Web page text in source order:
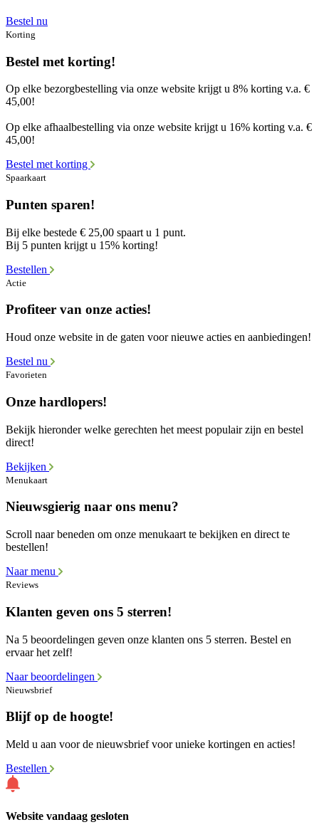
Bestel nu
Korting
Bestel met korting!
Op elke bezorgbestelling via onze website krijgt u 8% korting v.a. €
45,00!
Op elke afhaalbestelling via onze website krijgt u 16% korting v.a. €
45,00!
Bestel met korting
Spaarkaart
Punten sparen!
Bij elke bestede € 25,00 spaart u 1 punt.
Bij 5 punten krijgt u 15% korting!
Bestellen
Actie
Profiteer van onze acties!
Houd onze website in de gaten voor nieuwe acties en aanbiedingen!
Bestel nu
Favorieten
Onze hardlopers!
Bekijk hieronder welke gerechten het meest populair zijn en bestel
direct!
Bekijken
Menukaart
Nieuwsgierig naar ons menu?
Scroll naar beneden om onze menukaart te bekijken en direct te
bestellen!
Naar menu
Reviews
Klanten geven ons 5 sterren!
Na 5 beoordelingen geven onze klanten ons 5 sterren. Bestel en
ervaar het zelf!
Naar beoordelingen
Nieuwsbrief
Blijf op de hoogte!
Meld u aan voor de nieuwsbrief voor unieke kortingen en acties!
Bestellen
Website vandaag gesloten